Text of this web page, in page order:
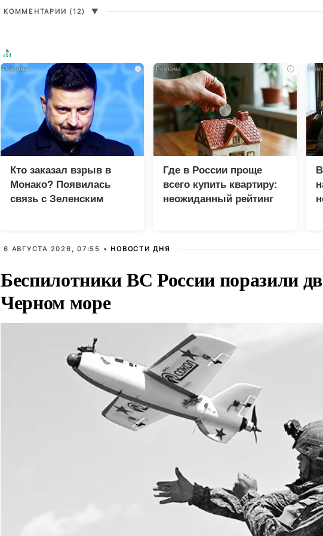
КОММЕНТАРИИ (12) ▼
i
Кто заказал взрыв в
Монако? Появилась
связь с Зеленским
i
Где в России проще
всего купить квартиру:
неожиданный рейтинг
6 АВГУСТА 2026, 07:55 • НОВОСТИ ДНЯ
Беспилотники ВС России поразили
Черном море